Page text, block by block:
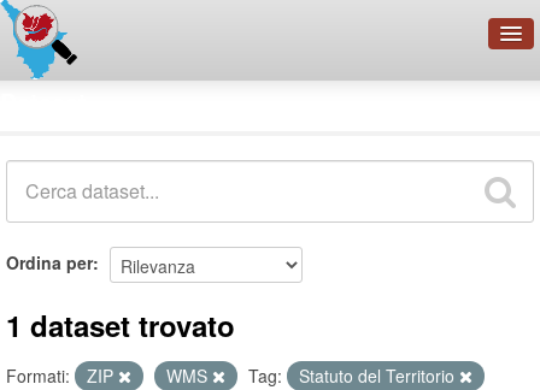
Organizzazioni
Ordina per
1 dataset trovato
Formati: ZIP WMS Tag:
Statuto del Territorio